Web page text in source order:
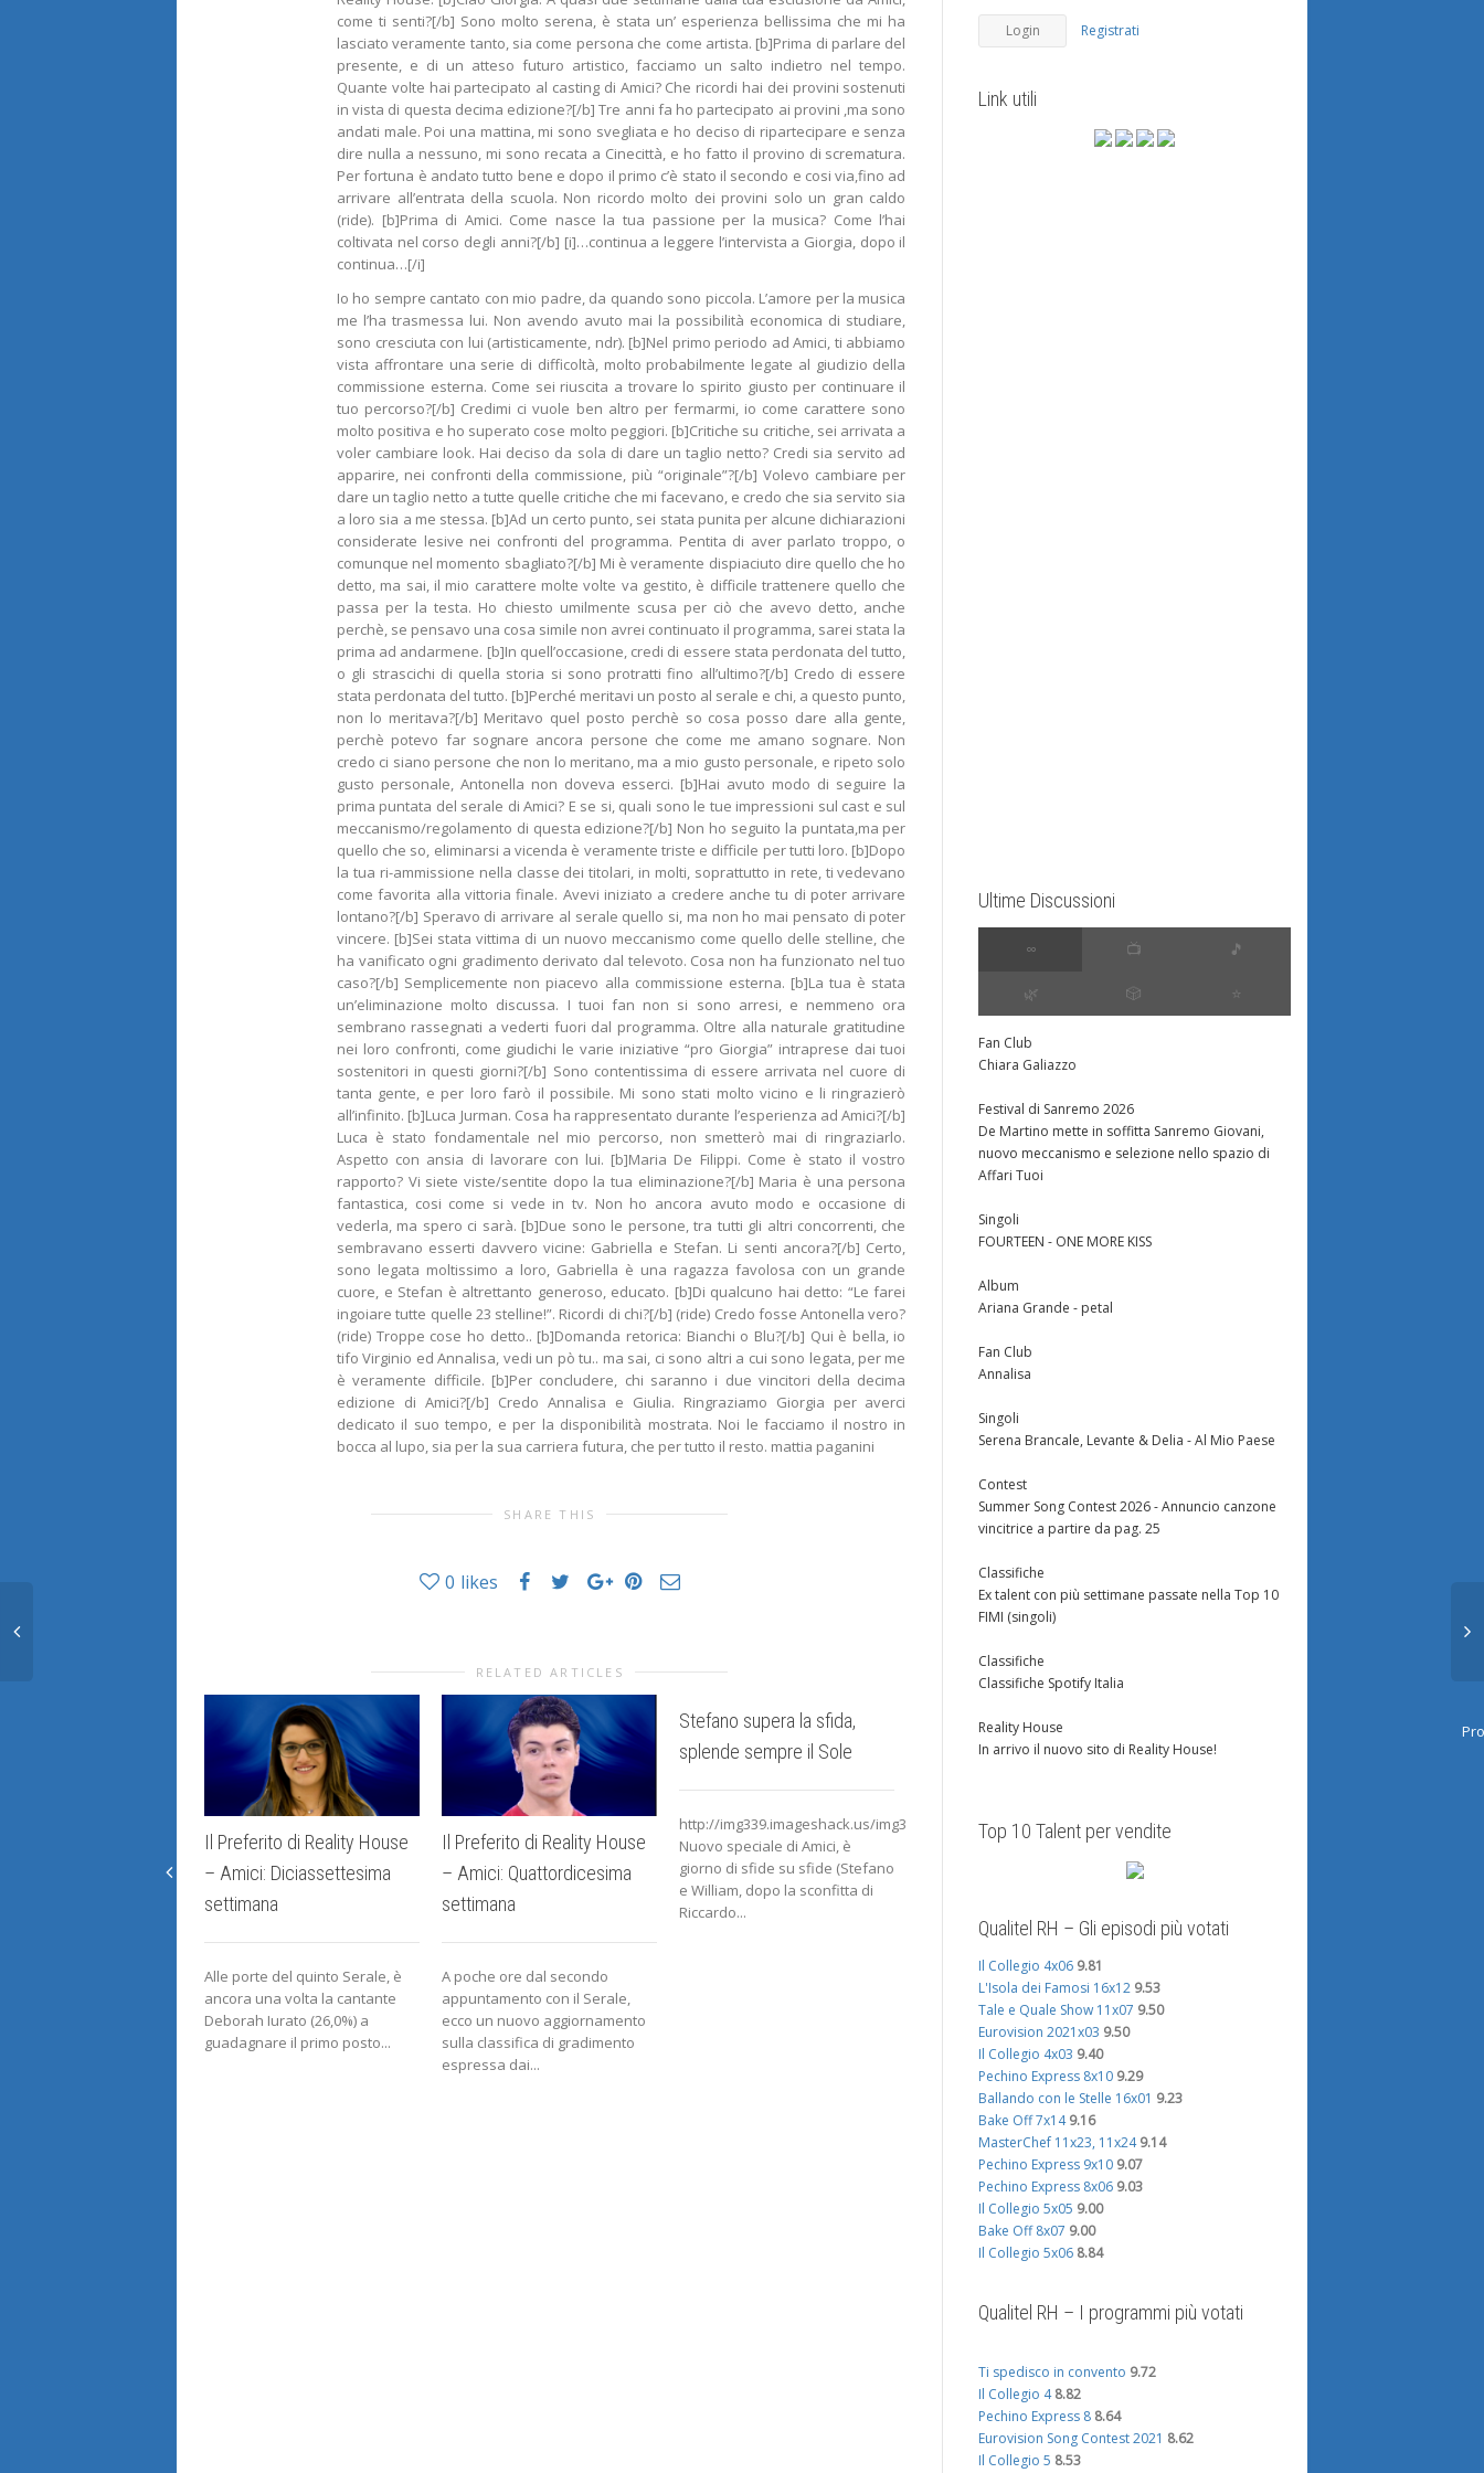
come ti senti?[/b] Sono molto serena, è stata un’ esperienza bellissima che mi ha
lasciato veramente tanto, sia come persona che come artista. [b]Prima di parlare del
presente, e di un atteso futuro artistico, facciamo un salto indietro nel tempo.
Quante volte hai partecipato al casting di Amici? Che ricordi hai dei provini sostenuti
in vista di questa decima edizione?[/b] Tre anni fa ho partecipato ai provini ,ma sono
andati male. Poi una mattina, mi sono svegliata e ho deciso di ripartecipare e senza
dire nulla a nessuno, mi sono recata a Cinecittà, e ho fatto il provino di scrematura.
Per fortuna è andato tutto bene e dopo il primo c’è stato il secondo e cosi via,fino ad
arrivare all’entrata della scuola. Non ricordo molto dei provini solo un gran caldo
(ride). [b]Prima di Amici. Come nasce la tua passione per la musica? Come l’hai
coltivata nel corso degli anni?[/b] [i]…continua a leggere l’intervista a Giorgia, dopo il
continua…[/i]
Io ho sempre cantato con mio padre, da quando sono piccola. L’amore per la musica
me l’ha trasmessa lui. Non avendo avuto mai la possibilità economica di studiare,
sono cresciuta con lui (artisticamente, ndr). [b]Nel primo periodo ad Amici, ti abbiamo
vista affrontare una serie di difficoltà, molto probabilmente legate al giudizio della
commissione esterna. Come sei riuscita a trovare lo spirito giusto per continuare il
tuo percorso?[/b] Credimi ci vuole ben altro per fermarmi, io come carattere sono
molto positiva e ho superato cose molto peggiori. [b]Critiche su critiche, sei arrivata a
voler cambiare look. Hai deciso da sola di dare un taglio netto? Credi sia servito ad
apparire, nei confronti della commissione, più “originale”?[/b] Volevo cambiare per
dare un taglio netto a tutte quelle critiche che mi facevano, e credo che sia servito sia
a loro sia a me stessa. [b]Ad un certo punto, sei stata punita per alcune dichiarazioni
considerate lesive nei confronti del programma. Pentita di aver parlato troppo, o
comunque nel momento sbagliato?[/b] Mi è veramente dispiaciuto dire quello che ho
detto, ma sai, il mio carattere molte volte va gestito, è difficile trattenere quello che
passa per la testa. Ho chiesto umilmente scusa per ciò che avevo detto, anche
perchè, se pensavo una cosa simile non avrei continuato il programma, sarei stata la
prima ad andarmene. [b]In quell’occasione, credi di essere stata perdonata del tutto,
o gli strascichi di quella storia si sono protratti fino all’ultimo?[/b] Credo di essere
stata perdonata del tutto. [b]Perché meritavi un posto al serale e chi, a questo punto,
non lo meritava?[/b] Meritavo quel posto perchè so cosa posso dare alla gente,
perchè potevo far sognare ancora persone che come me amano sognare. Non
credo ci siano persone che non lo meritano, ma a mio gusto personale, e ripeto solo
gusto personale, Antonella non doveva esserci. [b]Hai avuto modo di seguire la
prima puntata del serale di Amici? E se si, quali sono le tue impressioni sul cast e sul
meccanismo/regolamento di questa edizione?[/b] Non ho seguito la puntata,ma per
quello che so, eliminarsi a vicenda è veramente triste e difficile per tutti loro. [b]Dopo
la tua ri-ammissione nella classe dei titolari, in molti, soprattutto in rete, ti vedevano
come favorita alla vittoria finale. Avevi iniziato a credere anche tu di poter arrivare
lontano?[/b] Speravo di arrivare al serale quello si, ma non ho mai pensato di poter
vincere. [b]Sei stata vittima di un nuovo meccanismo come quello delle stelline, che
ha vanificato ogni gradimento derivato dal televoto. Cosa non ha funzionato nel tuo
caso?[/b] Semplicemente non piacevo alla commissione esterna. [b]La tua è stata
un’eliminazione molto discussa. I tuoi fan non si sono arresi, e nemmeno ora
sembrano rassegnati a vederti fuori dal programma. Oltre alla naturale gratitudine
nei loro confronti, come giudichi le varie iniziative “pro Giorgia” intraprese dai tuoi
sostenitori in questi giorni?[/b] Sono contentissima di essere arrivata nel cuore di
tanta gente, e per loro farò il possibile. Mi sono stati molto vicino e li ringrazierò
all’infinito. [b]Luca Jurman. Cosa ha rappresentato durante l’esperienza ad Amici?[/b]
Luca è stato fondamentale nel mio percorso, non smetterò mai di ringraziarlo.
Aspetto con ansia di lavorare con lui. [b]Maria De Filippi. Come è stato il vostro
rapporto? Vi siete viste/sentite dopo la tua eliminazione?[/b] Maria è una persona
fantastica, cosi come si vede in tv. Non ho ancora avuto modo e occasione di
vederla, ma spero ci sarà. [b]Due sono le persone, tra tutti gli altri concorrenti, che
sembravano esserti davvero vicine: Gabriella e Stefan. Li senti ancora?[/b] Certo,
sono legata moltissimo a loro, Gabriella è una ragazza favolosa con un grande
cuore, e Stefan è altrettanto generoso, educato. [b]Di qualcuno hai detto: “Le farei
ingoiare tutte quelle 23 stelline!”. Ricordi di chi?[/b] (ride) Credo fosse Antonella vero?
(ride) Troppe cose ho detto.. [b]Domanda retorica: Bianchi o Blu?[/b] Qui è bella, io
tifo Virginio ed Annalisa, vedi un pò tu.. ma sai, ci sono altri a cui sono legata, per me
è veramente difficile. [b]Per concludere, chi saranno i due vincitori della decima
edizione di Amici?[/b] Credo Annalisa e Giulia. Ringraziamo Giorgia per averci
dedicato il suo tempo, e per la disponibilità mostrata. Noi le facciamo il nostro in
bocca al lupo, sia per la sua carriera futura, che per tutto il resto. mattia paganini
SHARE THIS
0 likes
RELATED ARTICLES
Il Preferito di Reality House
– Amici: Diciassettesima
settimana
Alle porte del quinto Serale, è
ancora una volta la cantante
Deborah Iurato (26,0%) a
guadagnare il primo posto...
Il Preferito di Reality House
– Amici: Quattordicesima
settimana
A poche ore dal secondo
appuntamento con il Serale,
ecco un nuovo aggiornamento
sulla classifica di gradimento
espressa dai...
Stefano supera la sfida,
splende sempre il Sole
http://img339.imageshack.us/img339/3309/sabato071109310.jpg
Nuovo speciale di Amici, è
giorno di sfide su sfide (Stefano
e William, dopo la sconfitta di
Riccardo...
Daytime 28 Novembre
sfida di canto di sabato scorso,
Anbeta è il grinch del Natale
rispetto al solito;
evidentemente le proteste di
Registrati
Link utili
Ultime Discussioni
∞ 📺 🎵
🌿 🎲 ⭐️
Fan Club
Chiara Galiazzo
Festival di Sanremo 2026
De Martino mette in soffitta Sanremo Giovani,
nuovo meccanismo e selezione nello spazio di
Affari Tuoi
Singoli
FOURTEEN - ONE MORE KISS
Album
Ariana Grande - petal
Fan Club
Annalisa
Singoli
Serena Brancale, Levante & Delia - Al Mio Paese
Contest
Summer Song Contest 2026 - Annuncio canzone
vincitrice a partire da pag. 25
Classifiche
Ex talent con più settimane passate nella Top 10
FIMI (singoli)
Classifiche
Classifiche Spotify Italia
Reality House
In arrivo il nuovo sito di Reality House!
Top 10 Talent per vendite
Qualitel RH – Gli episodi più votati
Il Collegio 4x06 9.81
L'Isola dei Famosi 16x12 9.53
Tale e Quale Show 11x07 9.50
Eurovision 2021x03 9.50
Il Collegio 4x03 9.40
Pechino Express 8x10 9.29
Ballando con le Stelle 16x01 9.23
Bake Off 7x14 9.16
MasterChef 11x23, 11x24 9.14
Pechino Express 9x10 9.07
Pechino Express 8x06 9.03
Il Collegio 5x05 9.00
Bake Off 8x07 9.00
Il Collegio 5x06 8.84
Qualitel RH – I programmi più votati
Ti spedisco in convento 9.72
Il Collegio 4 8.82
Pechino Express 8 8.64
Eurovision Song Contest 2021 8.62
Il Collegio 5 8.53